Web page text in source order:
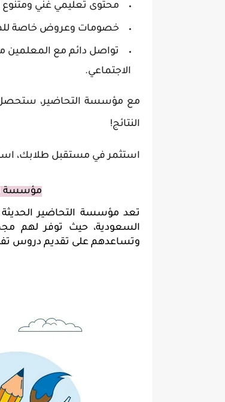
محتوى تعليمي غني
خصومات وعروض خاصة
تواصل دائم مع المعلمين
الاجتماعي.
النتائج!
استثمر في مستقبل طلابك،
مؤسسة
وتساعدهم على تقديم دروس